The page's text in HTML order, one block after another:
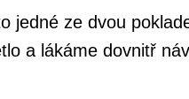
jedné ze dvou
a lákáme dovnitř